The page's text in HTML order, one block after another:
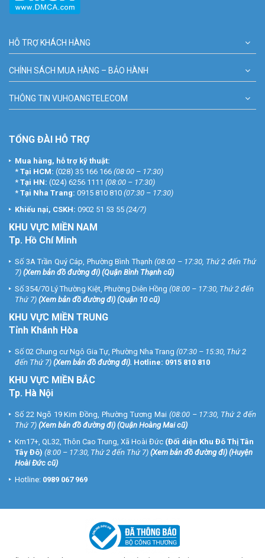
HỖ TRỢ KHÁCH HÀNG
CHÍNH SÁCH MUA HÀNG – BẢO HÀNH
THÔNG TIN VUHOANGTELECOM
TỔNG ĐÀI HỖ TRỢ
Mua hàng, hỗ trợ kỹ thuật:
* Tại HCM: (028) 35 166 166 (08:00 – 17:30)
* Tại HN: (024) 6256 1111 (08:00 – 17:30)
* Tại Nha Trang: 0915 810 810 (07:30 – 17:30)
Khiếu nại, CSKH: 0902 51 53 55 (24/7)
KHU VỰC MIỀN NAM
Tp. Hồ Chí Minh
Số 3A Trần Quý Cáp, Phường Bình Thạnh (08:00 – 17:30, Thứ 2 đến Thứ
7) (Xem bản đồ đường đi) (Quận Bình Thạnh cũ)
Số 354/70 Lý Thường Kiệt, Phường Diên Hồng (08:00 – 17:30, Thứ 2 đến
Thứ 7) (Xem bản đồ đường đi) (Quận 10 cũ)
KHU VỰC MIỀN TRUNG
Tỉnh Khánh Hòa
Số 02 Chung cư Ngô Gia Tự, Phường Nha Trang (07:30 – 15:30, Thứ 2
đến Thứ 7) (Xem bản đồ đường đi). Hotline: 0915 810 810
KHU VỰC MIỀN BẮC
Tp. Hà Nội
Số 22 Ngõ 19 Kim Đồng, Phường Tương Mai (08:00 – 17:30, Thứ 2 đến
Thứ 7) (Xem bản đồ đường đi) (Quận Hoàng Mai cũ)
Km17+, QL32, Thôn Cao Trung, Xã Hoài Đức (Đối diện Khu Đô Thị Tân
Tây Đô) (8:00 – 17:30, Thứ 2 đến Thứ 7) (Xem bản đồ đường đi) (Huyện
Hoài Đức cũ)
Hotline: 0989 067 969